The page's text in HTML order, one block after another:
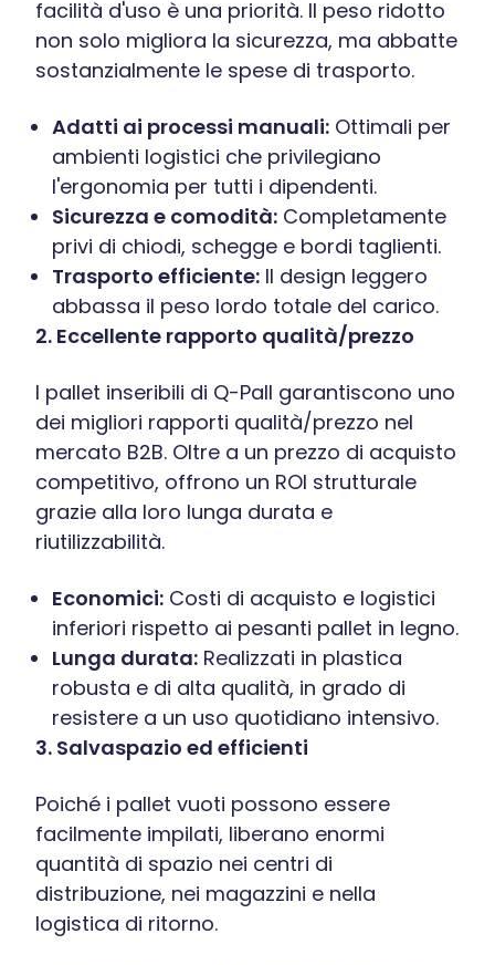
facilità d'uso è una priorità. Il peso ridotto
non solo migliora la sicurezza, ma abbatte
sostanzialmente le spese di trasporto.
Adatti ai processi manuali: Ottimali per
ambienti logistici che privilegiano
l'ergonomia per tutti i dipendenti.
Sicurezza e comodità: Completamente
privi di chiodi, schegge e bordi taglienti.
Trasporto efficiente: Il design leggero
abbassa il peso lordo totale del carico.
2. Eccellente rapporto qualità/prezzo
I pallet inseribili di Q-Pall garantiscono uno
dei migliori rapporti qualità/prezzo nel
mercato B2B. Oltre a un prezzo di acquisto
competitivo, offrono un ROI strutturale
grazie alla loro lunga durata e
riutilizzabilità.
Economici: Costi di acquisto e logistici
inferiori rispetto ai pesanti pallet in legno.
Lunga durata: Realizzati in plastica
robusta e di alta qualità, in grado di
resistere a un uso quotidiano intensivo.
3. Salvaspazio ed efficienti
Poiché i pallet vuoti possono essere
facilmente impilati, liberano enormi
quantità di spazio nei centri di
distribuzione, nei magazzini e nella
logistica di ritorno.